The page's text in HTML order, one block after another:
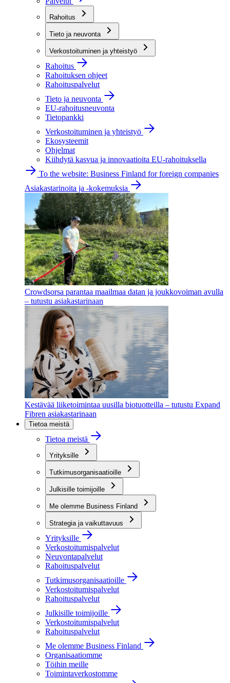
Rahoitus
Tieto ja neuvonta
Verkostoituminen ja yhteistyö
Rahoitus
Rahoituksen ohjeet
Rahoituspalvelut
Tieto ja neuvonta
EU-rahoitusneuvonta
Tietopankki
Verkostoituminen ja yhteistyö
Ekosysteemit
Ohjelmat
Kiihdytä kasvua ja innovaatioita EU-rahoituksella
To the website: Business Finland for foreign companies
Asiakastarinoita ja -kokemuksia
Crowdsorsa parantaa maailmaa datan ja joukkovoiman avulla
– tutustu asiakastarinaan
Kestävää liiketoimintaa uusilla biotuotteilla – tutustu Expand
Fibren asiakastarinaan
Tietoa meistä
Tietoa meistä
Yrityksille
Tutkimusorganisaatioille
Julkisille toimijoille
Me olemme Business Finland
Strategia ja vaikuttavuus
Yrityksille
Verkostoitumispalvelut
Neuvontapalvelut
Rahoituspalvelut
Tutkimusorganisaatioille
Verkostoitumispalvelut
Rahoituspalvelut
Julkisille toimijoille
Verkostoitumispalvelut
Rahoituspalvelut
Me olemme Business Finland
Organisaatiomme
Töihin meille
Toimintaverkostomme